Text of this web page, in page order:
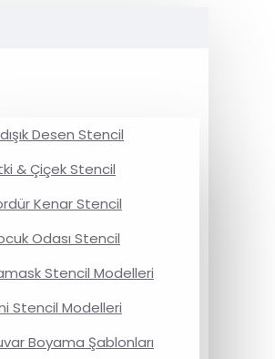
Desen Stencil
& Çiçek Stencil
Kenar Stencil
Odası Stencil
Stencil Modelleri
Stencil Modelleri
Boyama Şablonları